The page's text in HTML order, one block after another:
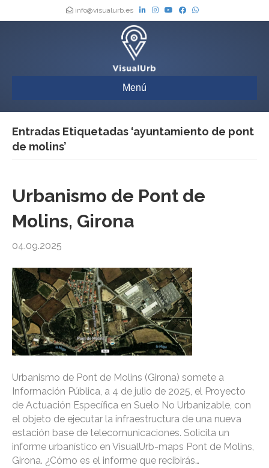
info@visualurb.es
Menú
Entradas Etiquetadas ‘ayuntamiento de pont
de molins’
Urbanismo de Pont de
Molins, Girona
04.09.2025
Urbanismo de Pont de Molins (Girona) somete a
Información Pública, a 4 de julio de 2025, el Proyecto
de Actuación Específica en Suelo No Urbanizable, con
el objeto de ejecutar la infraestructura de una nueva
estación base de telecomunicaciones. Solicita un
informe urbanístico en VisualUrb-maps Pont de Molins,
Girona. ¿Cómo es el informe que recibirás…